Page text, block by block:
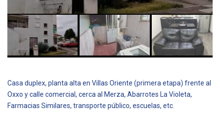
Casa duplex, planta alta en Villas Oriente (primera etapa) frente al
Oxxo y calle comercial, cerca al Merza, Abarrotes La Violeta,
Farmacias Similares, transporte público, escuelas, etc.